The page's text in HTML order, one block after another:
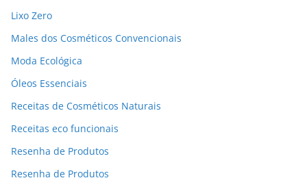
Lixo Zero
Males dos Cosméticos Convencionais
Moda Ecológica
Óleos Essenciais
Receitas de Cosméticos Naturais
Receitas eco funcionais
Resenha de Produtos
Resenha de Produtos